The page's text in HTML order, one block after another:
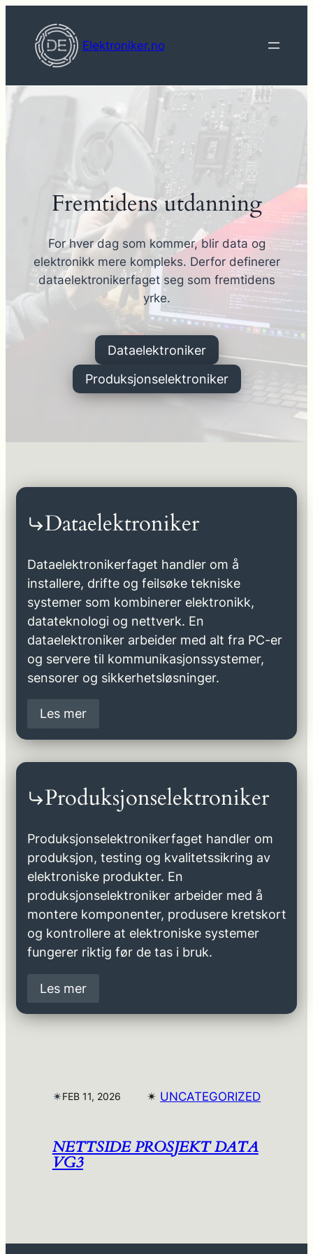
innhold
Elektroniker.no
Fremtidens utdanning
For hver dag som kommer, blir data og
elektronikk mere kompleks. Derfor definerer
dataelektronikerfaget seg som fremtidens
yrke.
Dataelektroniker
Produksjonselektroniker
Dataelektroniker
Dataelektronikerfaget handler om å
installere, drifte og feilsøke tekniske
systemer som kombinerer elektronikk,
datateknologi og nettverk. En
dataelektroniker arbeider med alt fra PC-er
og servere til kommunikasjonssystemer,
sensorer og sikkerhetsløsninger.
Les mer
Produksjonselektroniker
Produksjonselektronikerfaget handler om
produksjon, testing og kvalitetssikring av
elektroniske produkter. En
produksjonselektroniker arbeider med å
montere komponenter, produsere kretskort
og kontrollere at elektroniske systemer
fungerer riktig før de tas i bruk.
Les mer
✴︎FEB 11, 2026 ✴︎ UNCATEGORIZED
NETTSIDE PROSJEKT DATA
VG3